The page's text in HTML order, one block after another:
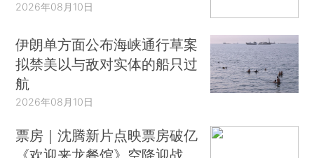
2026年08月10日
伊朗单方面公布海峡通行草案
拟禁美以与敌对实体的船只过
航
2026年08月10日
票房｜沈腾新片点映票房破亿